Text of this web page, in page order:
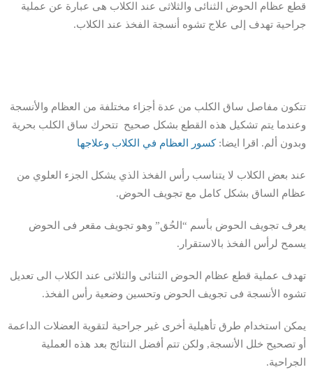
قطع عظام الحوض الثنائى والثلاثى عند الكلاب هى عبارة عن عملية
جراحية تهدف إلى علاج تشوه أنسجة الفخذ عند الكلاب.
تتكون مفاصل ساق الكلب من عدة أجزاء مختلفة من العظام والأنسجة
وعندما يتم تشكيل هذه القطع بشكل صحيح تتحرك ساق الكلب بحرية
وبدون ألم. اقرا ايضا:كسور العظام في الكلاب وعلاجها
عند بعض الكلاب لا يتناسب رأس الفخذ الذي يشكل الجزء العلوي من
عظام الساق بشكل كامل مع تجويف الحوض.
يعرف تجويف الحوض بأسم “الحُق” وهو تجويف مقعر فى الحوض
يسمح لرأس الفخذ بالاستقرار.
تهدف عملية قطع عظام الحوض الثنائى والثلاثى عند الكلاب الى تعديل
تشوه الأنسجة فى تجويف الحوض وتحسين وضعية رأس الفخذ.
يمكن استخدام طرق تأهيلية أخرى غير جراحية لتقوية العضلات الداعمة
أو تصحيح خلل الأنسجة, ولكن تتم أفضل النتائج بعد هذه العملية
الجراحية.